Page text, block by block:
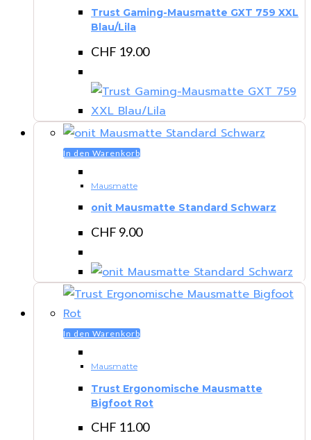
Trust Gaming-Mausmatte GXT 759 XXL
Blau/Lila
CHF 19.00
In den Warenkorb
Mausmatte
onit Mausmatte Standard Schwarz
CHF 9.00
In den Warenkorb
Mausmatte
Trust Ergonomische Mausmatte
Bigfoot Rot
CHF 11.00